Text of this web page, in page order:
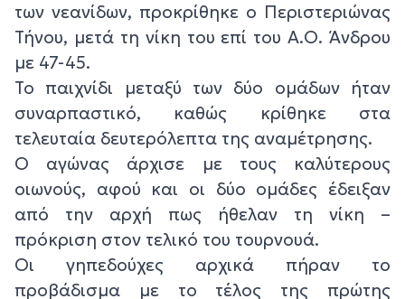
των νεανίδων, προκρίθηκε ο Περιστεριώνας
Τήνου, μετά τη νίκη του επί του Α.Ο. Άνδρου
με 47-45.
Το παιχνίδι μεταξύ των δύο ομάδων ήταν
συναρπαστικό, καθώς κρίθηκε στα
τελευταία δευτερόλεπτα της αναμέτρησης.
Ο αγώνας άρχισε με τους καλύτερους
οιωνούς, αφού και οι δύο ομάδες έδειξαν
από την αρχή πως ήθελαν τη νίκη –
πρόκριση στον τελικό του τουρνουά.
Οι γηπεδούχες αρχικά πήραν το
προβάδισμα με το τέλος της πρώτης